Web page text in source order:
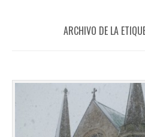
ARCHIVO DE LA